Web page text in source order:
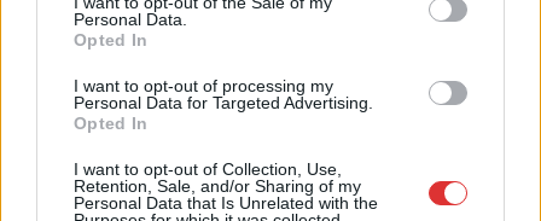
Personal Data.
Opted In
I want to opt-out of processing my
Personal Data for Targeted Advertising.
Opted In
I want to opt-out of Collection, Use,
Retention, Sale, and/or Sharing of my
Personal Data that Is Unrelated with the